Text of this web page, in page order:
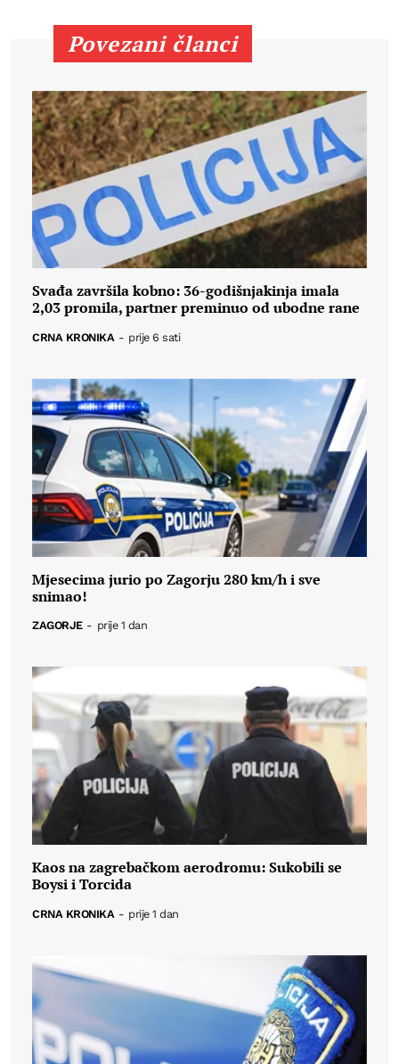
Povezani članci
Svađa završila kobno: 36-godišnjakinja imala
2,03 promila, partner preminuo od ubodne rane
CRNA KRONIKA - prije 6 sati
Mjesecima jurio po Zagorju 280 km/h i sve
snimao!
ZAGORJE - prije 1 dan
Kaos na zagrebačkom aerodromu: Sukobili se
Boysi i Torcida
CRNA KRONIKA - prije 1 dan